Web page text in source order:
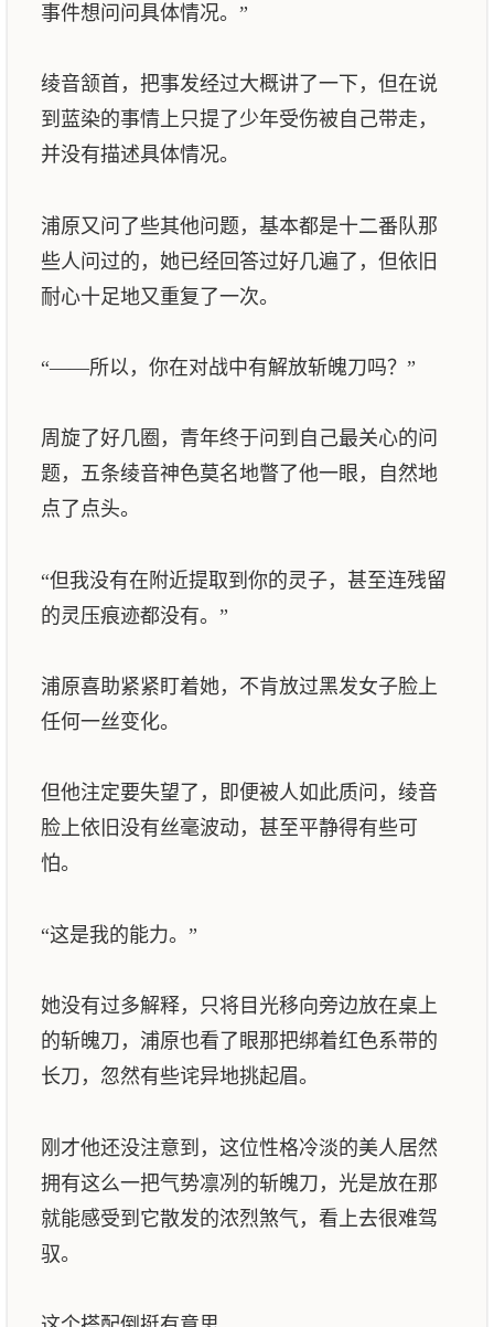
事件想问问具体情况。”
绫音颔首，把事发经过大概讲了一下，但在说
到蓝染的事情上只提了少年受伤被自己带走，
并没有描述具体情况。
浦原又问了些其他问题，基本都是十二番队那
些人问过的，她已经回答过好几遍了，但依旧
耐心十足地又重复了一次。
“——所以，你在对战中有解放斩魄刀吗？”
周旋了好几圈，青年终于问到自己最关心的问
题，五条绫音神色莫名地瞥了他一眼，自然地
点了点头。
“但我没有在附近提取到你的灵子，甚至连残留
的灵压痕迹都没有。”
浦原喜助紧紧盯着她，不肯放过黑发女子脸上
任何一丝变化。
但他注定要失望了，即便被人如此质问，绫音
脸上依旧没有丝毫波动，甚至平静得有些可
怕。
“这是我的能力。”
她没有过多解释，只将目光移向旁边放在桌上
的斩魄刀，浦原也看了眼那把绑着红色系带的
长刀，忽然有些诧异地挑起眉。
刚才他还没注意到，这位性格冷淡的美人居然
拥有这么一把气势凛冽的斩魄刀，光是放在那
就能感受到它散发的浓烈煞气，看上去很难驾
驭。